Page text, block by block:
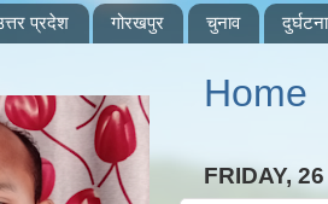
प्रदेश गोरखपुर चुनाव दुर्घटना
Home
FRIDAY,